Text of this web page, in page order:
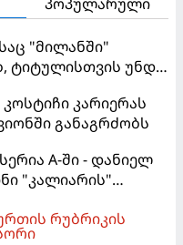
"მილანში"
ტიტულისთვის უნდა
ფანები
კარიერას
განაგრძობს
A-ში - დანიელ
"კალიარის"
რუბრიკის